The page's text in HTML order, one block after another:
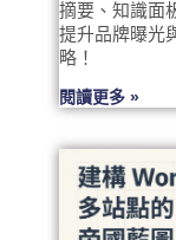
摘要、知識面
提升品牌曝光
略！
閱讀更多 »